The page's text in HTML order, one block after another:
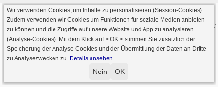
· Serverversion: 2026 6.241 · registrierte Spieler: 501.083 ·
Online Skat Server: 142 (private Server:136)
Wir verwenden Cookies, um Inhalte zu personalisieren (Session-Cookies).
Zudem verwenden wir Cookies um Funktionen für soziale Medien anbieten
zu können und die Zugriffe auf unsere Website und App zu analysieren
(Analyse-Cookies). Mit dem Klick auf> OK < stimmen Sie zusätzlich der
Speicherung der Analyse-Cookies und der Übermittlung der Daten an Dritte
zu Analysezwecken zu. Details ansehen
Nein OK